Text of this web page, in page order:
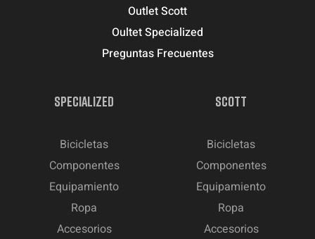
Outlet Scott
Oultet Specialized
Preguntas Frecuentes
SPECIALIZED
Bicicletas
Componentes
Equipamiento
Ropa
Accesorios
SCOTT
Bicicletas
Componentes
Equipamiento
Ropa
Accesorios